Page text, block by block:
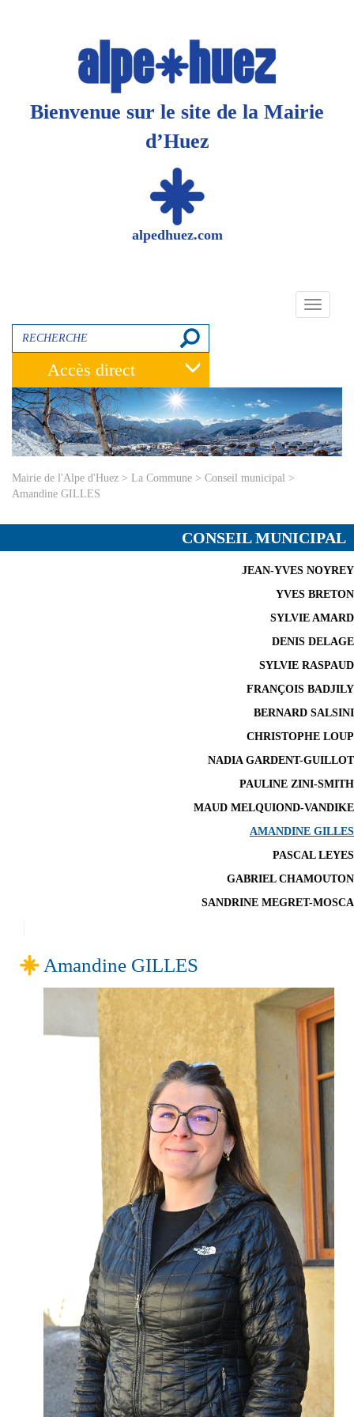
Bienvenue sur le site de la Mairie
d’Huez
alpedhuez.com
Toggle
Accès direct
Mairie de l'Alpe d'Huez > La Commune > Conseil municipal >
Amandine GILLES
CONSEIL MUNICIPAL
JEAN-YVES NOYREY
YVES BRETON
SYLVIE AMARD
DENIS DELAGE
SYLVIE RASPAUD
FRANÇOIS BADJILY
BERNARD SALSINI
CHRISTOPHE LOUP
NADIA GARDENT-GUILLOT
PAULINE ZINI-SMITH
MAUD MELQUIOND-VANDIKE
AMANDINE GILLES
PASCAL LEYES
GABRIEL CHAMOUTON
SANDRINE MEGRET-MOSCA
Amandine GILLES